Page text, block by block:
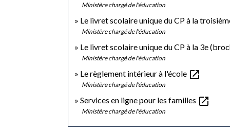
Ministère chargé de l'éducation
Le livret scolaire unique du CP à la
Ministère chargé de l'éducation
Le livret scolaire unique du CP à la 3e
Ministère chargé de l'éducation
Le règlement intérieur à l'école open_in_new
Ministère chargé de l'éducation
Services en ligne pour les familles open_in_new
Ministère chargé de l'éducation